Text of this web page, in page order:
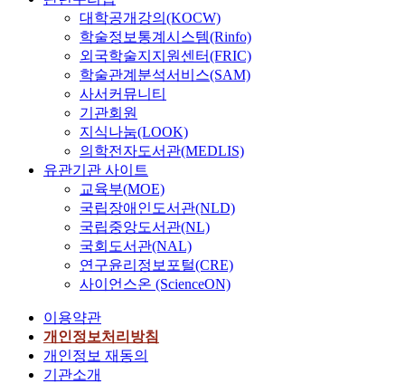
대학공개강의(KOCW)
학술정보통계시스템(Rinfo)
외국학술지지원센터(FRIC)
학술관계분석서비스(SAM)
사서커뮤니티
기관회원
지식나눔(LOOK)
의학전자도서관(MEDLIS)
유관기관 사이트
교육부(MOE)
국립장애인도서관(NLD)
국립중앙도서관(NL)
국회도서관(NAL)
연구윤리정보포털(CRE)
사이언스온 (ScienceON)
이용약관
개인정보처리방침
개인정보 재동의
기관소개